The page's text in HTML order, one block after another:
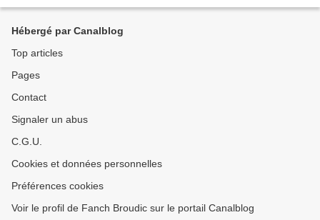
Hébergé par Canalblog
Top articles
Pages
Contact
Signaler un abus
C.G.U.
Cookies et données personnelles
Préférences cookies
Voir le profil de Fanch Broudic sur le portail Canalblog